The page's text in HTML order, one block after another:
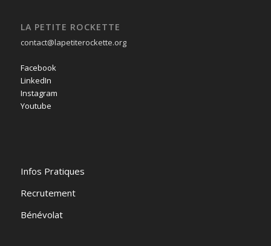
LA PETITE ROCKETTE
contact@lapetiterockette.org
Facebook
LinkedIn
Instagram
Youtube
Infos Pratiques
Recrutement
Bénévolat